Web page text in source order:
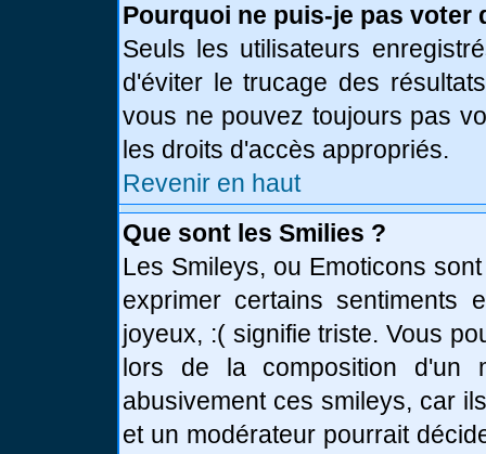
Pourquoi ne puis-je pas voter
Seuls les utilisateurs
d'éviter le trucage des
vous ne pouvez toujours pas
les droits d'accès appropriés.
Revenir en haut
Que sont les Smilies ?
Les Smileys, ou Emoticons
exprimer certains sentiments
joyeux, :( signifie triste. Vous
lors de la composition d'un
abusivement ces smileys, car
et un modérateur pourrait